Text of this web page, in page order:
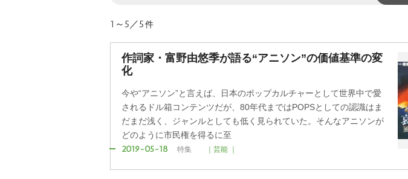
1～5／5件
作詞家・富野由悠季が語る“アニソン”の価値基準の変
化
今や“アニソン”と言えば、日本のポップカルチャーとして世界中で愛
されるドル箱コンテンツだが、80年代まではPOPSとしての認識はま
だまだ浅く、ジャンルとしても低く見られていた。そんなアニソンが
どのように市民権を得るに至
2019-05-18 特集 ｜芸能 ｜